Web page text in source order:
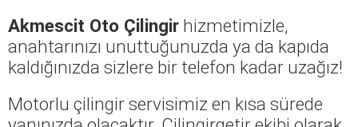
Akmescit Oto Çilingir hizmetimizle,
anahtarınızı unuttuğunuzda ya da kapıda
kaldığınızda sizlere bir telefon kadar uzağız!
Motorlu çilingir servisimiz en kısa sürede